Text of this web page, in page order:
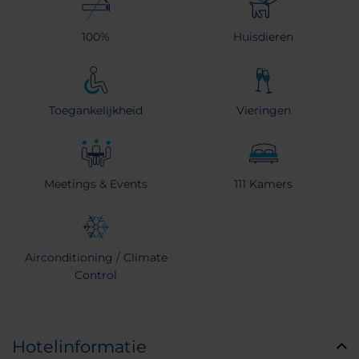
100% Huisdieren
Toegankelijkheid Vieringen
Meetings & Events 111 Kamers
Airconditioning / Climate
Control
Hotelinformatie